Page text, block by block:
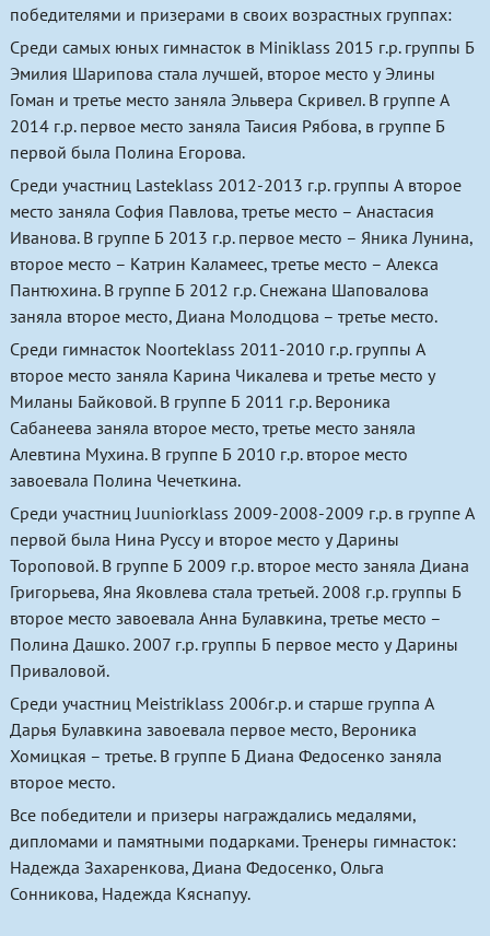
победителями и призерами в своих возрастных группах:
Среди самых юных гимнасток в Miniklass 2015 г.р. группы Б
Эмилия Шарипова стала лучшей, второе место у Элины
Гоман и третье место заняла Эльвера Скривел. В группе А
2014 г.р. первое место заняла Таисия Рябова, в группе Б
первой была Полина Егорова.
Среди участниц Lasteklass 2012-2013 г.р. группы А второе
место заняла София Павлова, третье место – Анастасия
Иванова. В группе Б 2013 г.р. первое место – Яника Лунина,
второе место – Катрин Каламеес, третье место – Алекса
Пантюхина. В группе Б 2012 г.р. Снежана Шаповалова
заняла второе место, Диана Молодцова – третье место.
Среди гимнасток Noorteklass 2011-2010 г.р. группы А
второе место заняла Карина Чикалева и третье место у
Миланы Байковой. В группе Б 2011 г.р. Вероника
Сабанеева заняла второе место, третье место заняла
Алевтина Мухина. В группе Б 2010 г.р. второе место
завоевала Полина Чечеткина.
Среди участниц Juuniorklass 2009-2008-2009 г.р. в группе А
первой была Нина Руссу и второе место у Дарины
Тороповой. В группе Б 2009 г.р. второе место заняла Диана
Григорьева, Яна Яковлева стала третьей. 2008 г.р. группы Б
второе место завоевала Анна Булавкина, третье место –
Полина Дашко. 2007 г.р. группы Б первое место у Дарины
Приваловой.
Среди участниц Meistriklass 2006г.р. и старше группа А
Дарья Булавкина завоевала первое место, Вероника
Хомицкая – третье. В группе Б Диана Федосенко заняла
второе место.
Все победители и призеры награждались медалями,
дипломами и памятными подарками. Тренеры гимнасток:
Надежда Захаренкова, Диана Федосенко, Ольга
Сонникова, Надежда Кяснапуу.